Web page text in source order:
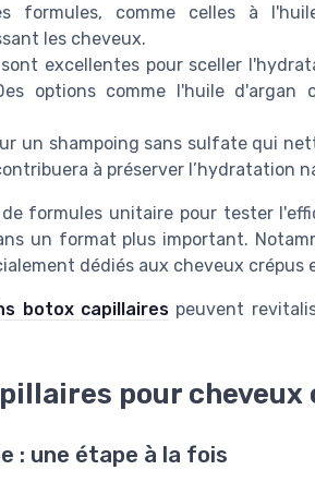
formules, comme celles à
les cheveux.
excellentes pour sceller
options comme l'huile d'argan
un shampoing sans sulfate qui
à préserver l’hydratation
formules unitaire pour tester
un format plus important.
dédiés aux cheveux crépus
botox capillaires peuvent
pour cheveux
: une étape à la fois